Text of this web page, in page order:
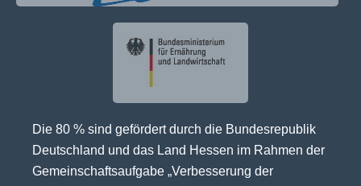
Die 80 % sind gefördert durch die Bundesrepublik
Deutschland und das Land Hessen im Rahmen der
Gemeinschaftsaufgabe „Verbesserung der